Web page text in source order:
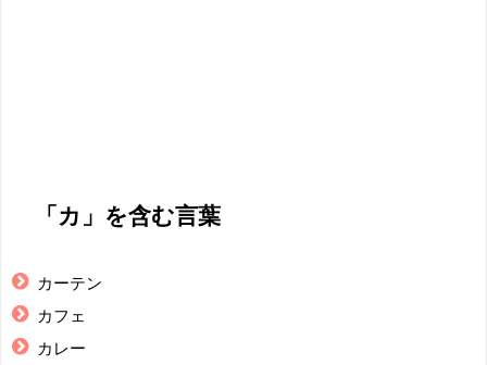
「カ」を含む言葉
カーテン
カフェ
カレー